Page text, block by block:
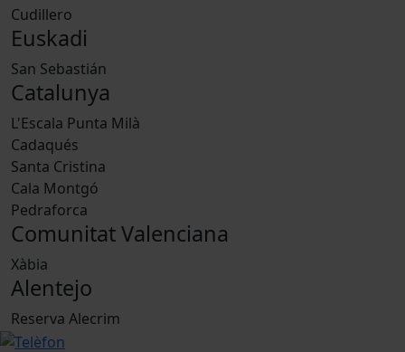
Cudillero
Euskadi
San Sebastián
Catalunya
L'Escala Punta Milà
Cadaqués
Santa Cristina
Cala Montgó
Pedraforca
Comunitat Valenciana
Xàbia
Alentejo
Reserva Alecrim